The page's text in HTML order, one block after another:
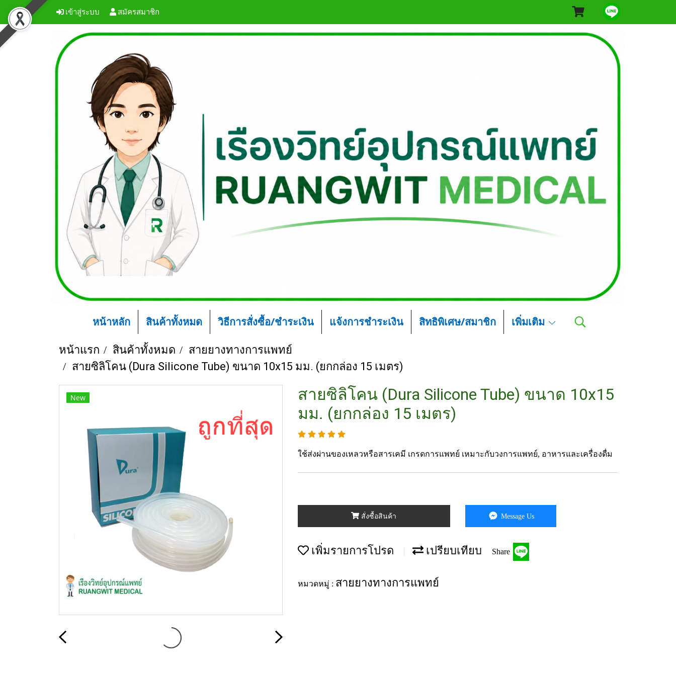
เข้าสู่ระบบ สมัครสมาชิก
หน้าหลัก สินค้าทั้งหมด วิธีการสั่งซื้อ/ชำระเงิน แจ้งการชำระเงิน สิทธิพิเศษ/สมาชิก เพิ่มเติม
หน้าแรก สินค้าทั้งหมด
สายยางทางการแพทย์
สายซิลิโคน (Dura Silicone Tube) ขนาด 10x15 มม. (ยกกล่อง 15 เมตร)
New
สายซิลิโคน (Dura Silicone Tube) ขนาด 10x15
มม. (ยกกล่อง 15 เมตร)
ใช้ส่งผ่านของเหลวหรือสารเคมี เกรดการแพทย์ เหมาะกับวงการแพทย์, อาหารและเครื่องดื่ม
สั่งซื้อสินค้า Message Us
เพิ่มรายการโปรด เปรียบเทียบ Share
หมวดหมู่ : สายยางทางการแพทย์